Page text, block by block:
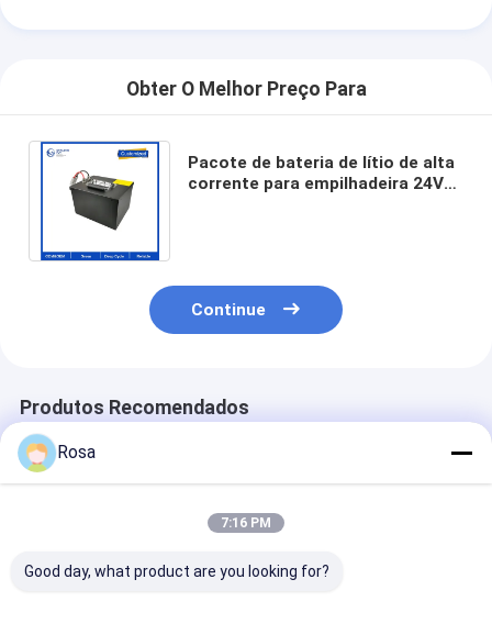
Obter O Melhor Preço Para
Pacote de bateria de lítio de alta
corrente para empilhadeira 24V
Continue
Produtos Recomendados
Rosa
7:16 PM
Good day, what product are you looking for?